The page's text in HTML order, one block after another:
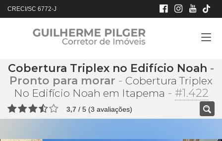
CRECI/SC 6772-J
Cobertura Triplex no Edifício Noah -
Pronto para morar - Cobertura Triplex
No Edifício Noah em Itapema - #1.422
3,7 / 5 (3 avaliações)